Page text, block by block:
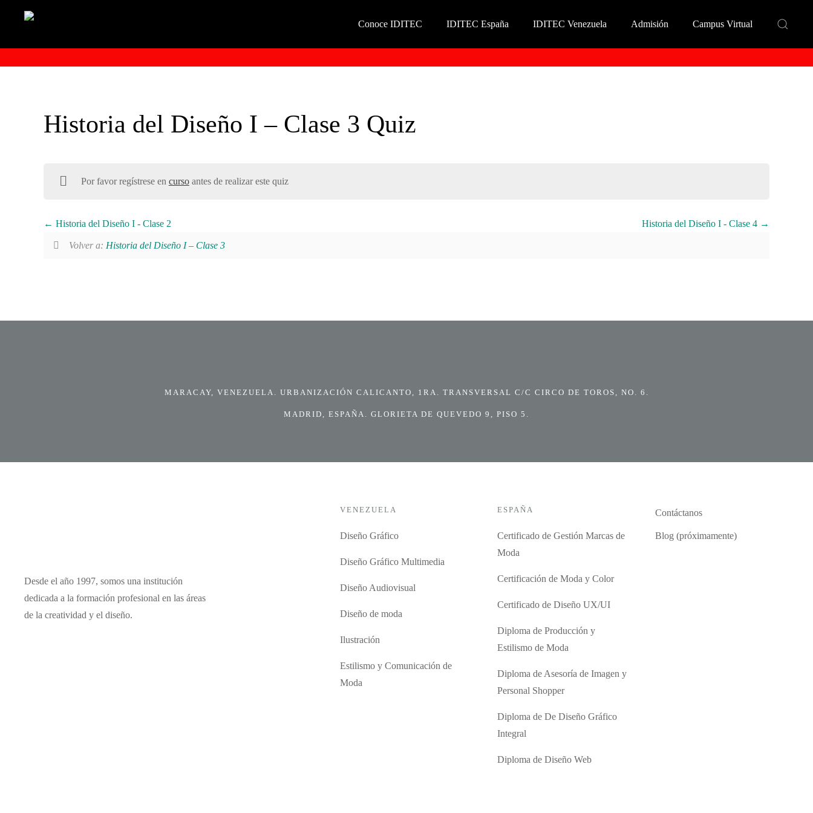
Conoce IDITEC IDITEC España IDITEC Venezuela Admisión Campus Virtual
Historia del Diseño I – Clase 3 Quiz
Por favor regístrese en cursoantes de realizar este quiz
Historia del Diseño I - Clase 2 Historia del Diseño I - Clase 4
Volver a: Historia del Diseño I – Clase 3
MARACAY, VENEZUELA. URBANIZACIÓN CALICANTO, 1RA. TRANSVERSAL C/C CIRCO DE TOROS, NO. 6.
MADRID, ESPAÑA. GLORIETA DE QUEVEDO 9, PISO 5.
Desde el año 1997, somos una institución
dedicada a la formación profesional en las áreas
de la creatividad y el diseño.
VENEZUELA
Diseño Gráfico
Diseño Gráfico Multimedia
Diseño Audiovisual
Diseño de moda
Ilustración
Estilismo y Comunicación de
Moda
ESPAÑA
Certificado de Gestión Marcas de
Moda
Certificación de Moda y Color
Certificado de Diseño UX/UI
Diploma de Producción y
Estilismo de Moda
Diploma de Asesoría de Imagen y
Personal Shopper
Diploma de De Diseño Gráfico
Integral
Diploma de Diseño Web
Contáctanos
Blog (próximamente)